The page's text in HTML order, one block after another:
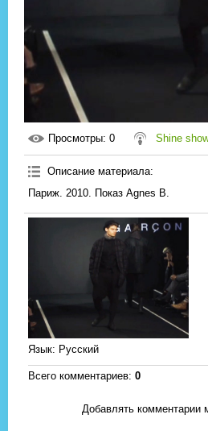
Просмотры: 0 Shine
Описание материала:
Париж. 2010. Показ Agnes B.
Язык: Русский
Всего комментариев: 0
Добавлять комментарии